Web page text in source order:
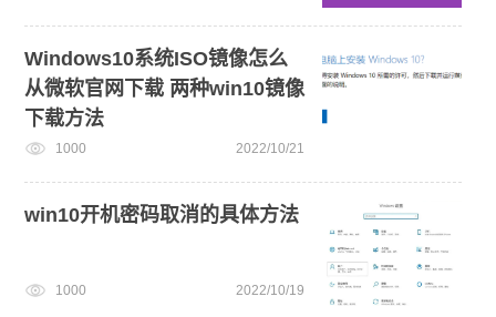
Windows10系统ISO镜像怎么
从微软官网下载 两种win10镜像
下载方法
1000 2022/10/21
win10开机密码取消的具体方法
1000 2022/10/19